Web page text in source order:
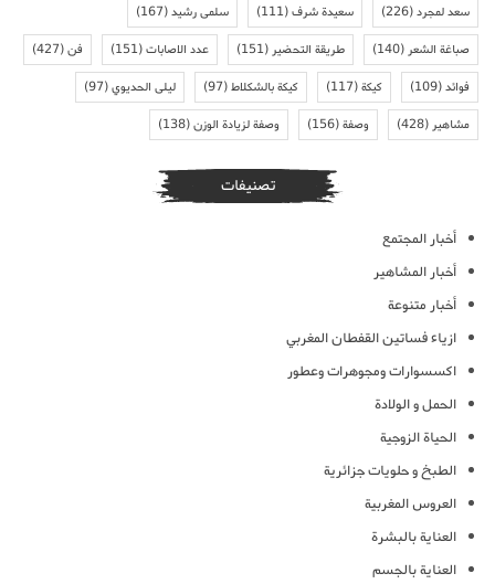
سعد لمجرد(226) سعيدة شرف(111) سلمى رشيد(167)
صباغة الشعر(140) طريقة التحضير(151) عدد الاصابات(151) فن(427)
فوائد(109) كيكة(117) كيكة بالشكلاط(97) ليلى الحديوي(97)
مشاهير(428) وصفة(156) وصفة لزيادة الوزن(138)
تصنيفات
أخبار المجتمع
أخبار المشاهير
أخبار متنوعة
ازياء فساتين القفطان المغربي
اكسسوارات ومجوهرات وعطور
الحمل و الولادة
الحياة الزوجية
الطبخ و حلويات جزائرية
العروس المغربية
العناية بالبشرة
العناية بالجسم